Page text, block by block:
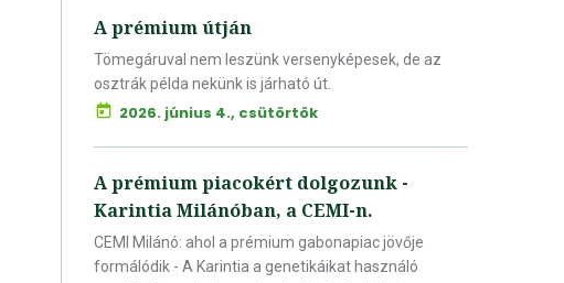
A prémium útján
Tömegáruval nem leszünk versenyképesek, de az
osztrák példa nekünk is járható út.
2026. június 4., csütörtök
A prémium piacokért dolgozunk -
Karintia Milánóban, a CEMI-n.
CEMI Milánó: ahol a prémium gabonapiac jövője
formálódik - A Karintia a genetikáikat használó